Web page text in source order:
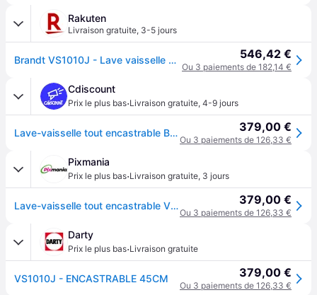
Rakuten
Livraison gratuite, 3-5 jours
Brandt VS1010J - Lave vaisselle Noir - Intégrable - largeur : 44.8 546,42 €
Ou 3 paiements de 182,14 €
Cdiscount
Prix le plus bas·Livraison gratuite, 4-9 jours
Lave-vaisselle tout encastrable BRANDT VS1010J - 10 couverts - L45cm - 47dB - Blanc 379,00 €
Ou 3 paiements de 126,33 €
Pixmania
Prix le plus bas·Livraison gratuite, 3 jours
Lave-vaisselle tout encastrable VS1010J - 10 couverts - L45cm - 47dB - Neuf - Blanc 379,00 €
Ou 3 paiements de 126,33 €
Darty
Prix le plus bas·Livraison gratuite
VS1010J - ENCASTRABLE 45CM 379,00 €
Ou 3 paiements de 126,33 €